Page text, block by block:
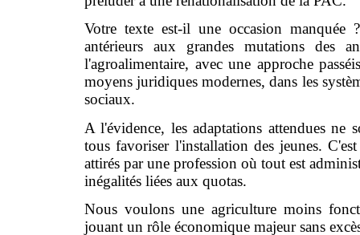
Votre texte est-il une occasion manquée
antérieurs aux grandes mutations des
l'agroalimentaire, avec une approche
moyens juridiques modernes, dans les
sociaux.
A l'évidence, les adaptations attendues ne
tous favoriser l'installation des jeunes.
attirés par une profession où tout est
inégalités liées aux quotas.
Nous voulons une agriculture moins
jouant un rôle économique majeur sans